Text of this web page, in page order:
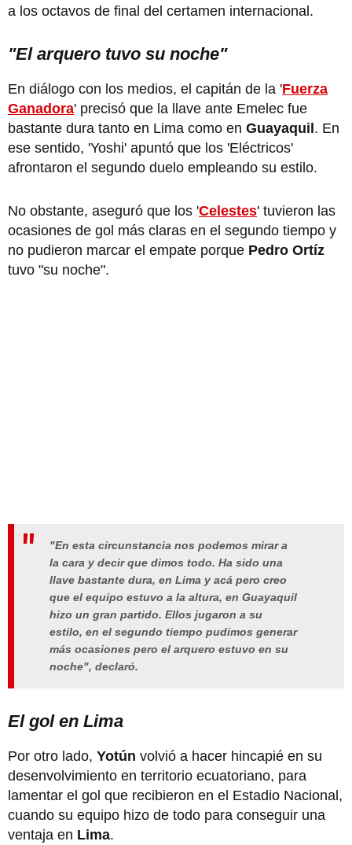
a los octavos de final del certamen internacional.
"El arquero tuvo su noche"
En diálogo con los medios, el capitán de la 'Fuerza
Ganadora' precisó que la llave ante Emelec fue
bastante dura tanto en Lima como en Guayaquil. En
ese sentido, 'Yoshi' apuntó que los 'Eléctricos'
afrontaron el segundo duelo empleando su estilo.
No obstante, aseguró que los 'Celestes' tuvieron las
ocasiones de gol más claras en el segundo tiempo y
no pudieron marcar el empate porque Pedro Ortíz
tuvo "su noche".
"En esta circunstancia nos podemos mirar a
la cara y decir que dimos todo. Ha sido una
llave bastante dura, en Lima y acá pero creo
que el equipo estuvo a la altura, en Guayaquil
hizo un gran partido. Ellos jugaron a su
estilo, en el segundo tiempo pudimos generar
más ocasiones pero el arquero estuvo en su
noche", declaró.
El gol en Lima
Por otro lado, Yotún volvió a hacer hincapié en su
desenvolvimiento en territorio ecuatoriano, para
lamentar el gol que recibieron en el Estadio Nacional,
cuando su equipo hizo de todo para conseguir una
ventaja en Lima.